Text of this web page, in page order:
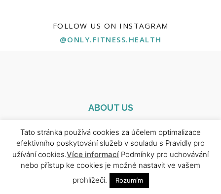
FOLLOW US ON INSTAGRAM
@ONLY.FITNESS.HEALTH
ABOUT US
Naše stránka je tu pro všechny, kteří chtějí posunout své
zdraví, kondici a životní energii na vyšší úroveň. Najdeš tu
ověřené tréninkové plány, výživové tipy, rady od odborníků i
motivaci pro každý den. Ať už začínáš, nebo jsi profík — jsi tu
správně.
Tato stránka používá cookies za účelem optimalizace
efektivního poskytování služeb v souladu s Pravidly pro
užívání cookies.Více informací Podmínky pro uchovávání
nebo přístup ke cookies je možné nastavit ve vašem
prohlížeči.
Rozumím